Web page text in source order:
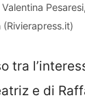
tra
e di